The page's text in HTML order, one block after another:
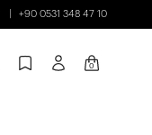
+90 0531 348 47 10
0